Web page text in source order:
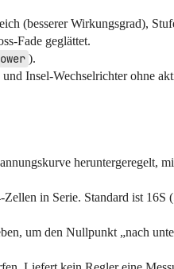
(besserer Wirkungsgrad),
Fade geglättet.
).
Insel-Wechselrichter ohne
heruntergeregelt,
in Serie. Standard ist 16S
um den Nullpunkt „nach